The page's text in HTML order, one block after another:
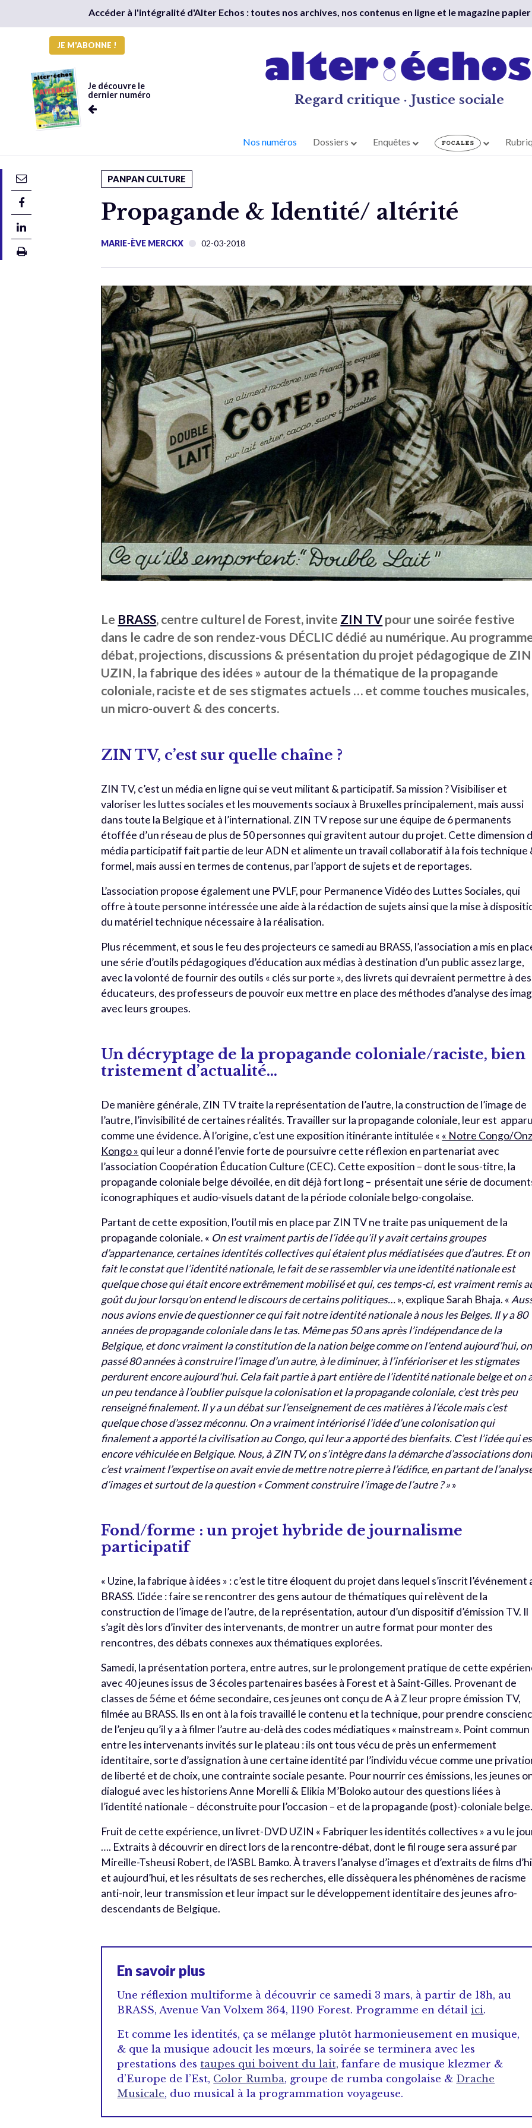
Accéder à l'intégralité d'Alter Echos : toutes nos archives, nos contenus en ligne et le magazine
JE M'ABONNE !
Je découvre le
dernier numéro
Regard critique · Justice sociale
Nos numéros Dossiers Enquêtes
PANPAN CULTURE
Propagande & Identité/ altérité
MARIE-ÈVE MERCKX 02-03-2018
Le BRASS, centre culturel de Forest, invite ZIN TV pour une soirée festive
dans le cadre de son rendez-vous DÉCLIC dédié au numérique. Au
débat, projections, discussions & présentation du projet pédagogique de
UZIN, la fabrique des idées » autour de la thématique de la propagande
coloniale, raciste et de ses stigmates actuels … et comme touches musicales,
un micro-ouvert & des concerts.
ZIN TV, c’est sur quelle chaîne ?
ZIN TV, c’est un média en ligne qui se veut militant & participatif. Sa mission ? Visibiliser et
valoriser les luttes sociales et les mouvements sociaux à Bruxelles principalement, mais aussi
dans toute la Belgique et à l’international. ZIN TV repose sur une équipe de 6 permanents
étoffée d’un réseau de plus de 50 personnes qui gravitent autour du projet. Cette dimension
média participatif fait partie de leur ADN et alimente un travail collaboratif à la fois technique
formel, mais aussi en termes de contenus, par l’apport de sujets et de reportages.
L’association propose également une PVLF, pour Permanence Vidéo des Luttes Sociales, qui
offre à toute personne intéressée une aide à la rédaction de sujets ainsi que la mise à
du matériel technique nécessaire à la réalisation.
Plus récemment, et sous le feu des projecteurs ce samedi au BRASS, l’association a mis en
une série d’outils pédagogiques d’éducation aux médias à destination d’un public assez large,
avec la volonté de fournir des outils « clés sur porte », des livrets qui devraient permettre à des
éducateurs, des professeurs de pouvoir eux mettre en place des méthodes d’analyse des
avec leurs groupes.
Un décryptage de la propagande coloniale/raciste, bien
tristement d’actualité…
De manière générale, ZIN TV traite la représentation de l’autre, la construction de l’image de
l’autre, l’invisibilité de certaines réalités. Travailler sur la propagande coloniale, leur est
comme une évidence. À l’origine, c’est une exposition itinérante intitulée « « Notre Congo/
Kongo » qui leur a donné l’envie forte de poursuivre cette réflexion en partenariat avec
l’association Coopération Éducation Culture (CEC). Cette exposition – dont le sous-titre, la
propagande coloniale belge dévoilée, en dit déjà fort long – présentait une série de
iconographiques et audio-visuels datant de la période coloniale belgo-congolaise.
Partant de cette exposition, l’outil mis en place par ZIN TV ne traite pas uniquement de la
propagande coloniale. « On est vraiment partis de l’idée qu’il y avait certains groupes
d’appartenance, certaines identités collectives qui étaient plus médiatisées que d’autres. Et on
fait le constat que l’identité nationale, le fait de se rassembler via une identité nationale est
quelque chose qui était encore extrêmement mobilisé et qui, ces temps-ci, est vraiment remis
goût du jour lorsqu’on entend le discours de certains politiques…», explique Sarah Bhaja. «
nous avions envie de questionner ce qui fait notre identité nationale à nous les Belges. Il y a 80
années de propagande coloniale dans le tas. Même pas 50 ans après l’indépendance de la
Belgique, et donc vraiment la constitution de la nation belge comme on l’entend aujourd’hui,
passé 80 années à construire l’image d’un autre, à le diminuer, à l’inférioriser et les stigmates
perdurent encore aujourd’hui. Cela fait partie à part entière de l’identité nationale belge et on
un peu tendance à l’oublier puisque la colonisation et la propagande coloniale, c’est très peu
renseigné finalement. Il y a un débat sur l’enseignement de ces matières à l’école mais c’est
quelque chose d’assez méconnu. On a vraiment intériorisé l’idée d’une colonisation qui
finalement a apporté la civilisation au Congo, qui leur a apporté des bienfaits. C’est l’idée qui
encore véhiculée en Belgique. Nous, à ZIN TV, on s’intègre dans la démarche d’associations
c’est vraiment l’expertise on avait envie de mettre notre pierre à l’édifice, en partant de
d’images et surtout de la question « Comment construire l’image de l’autre ? »»
Fond/forme : un projet hybride de journalisme
participatif
« Uzine, la fabrique à idées » : c’est le titre éloquent du projet dans lequel s’inscrit l’événement
BRASS. L’idée : faire se rencontrer des gens autour de thématiques qui relèvent de la
construction de l’image de l’autre, de la représentation, autour d’un dispositif d’émission TV. Il
s’agit dès lors d’inviter des intervenants, de montrer un autre format pour monter des
rencontres, des débats connexes aux thématiques explorées.
Samedi, la présentation portera, entre autres, sur le prolongement pratique de cette
avec 40 jeunes issus de 3 écoles partenaires basées à Forest et à Saint-Gilles. Provenant de
classes de 5éme et 6éme secondaire, ces jeunes ont conçu de A à Z leur propre émission TV,
filmée au BRASS. Ils en ont à la fois travaillé le contenu et la technique, pour prendre
de l’enjeu qu’il y a à filmer l’autre au-delà des codes médiatiques « mainstream ». Point commun
entre les intervenants invités sur le plateau : ils ont tous vécu de près un enfermement
identitaire, sorte d’assignation à une certaine identité par l’individu vécue comme une
de liberté et de choix, une contrainte sociale pesante. Pour nourrir ces émissions, les jeunes
dialogué avec les historiens Anne Morelli & Elikia M’Boloko autour des questions liées à
l’identité nationale – déconstruite pour l’occasion – et de la propagande (post)-coloniale
Fruit de cette expérience, un livret-DVD UZIN « Fabriquer les identités collectives » a vu le
…. Extraits à découvrir en direct lors de la rencontre-débat, dont le fil rouge sera assuré par
Mireille-Tsheusi Robert, de l’ASBL Bamko. À travers l’analyse d’images et d’extraits de films
et aujourd’hui, et les résultats de ses recherches, elle dissèquera les phénomènes de racisme
anti-noir, leur transmission et leur impact sur le développement identitaire des jeunes afro-
descendants de Belgique.
En savoir plus
Une réflexion multiforme à découvrir ce samedi 3 mars, à partir de 18h, au
BRASS, Avenue Van Volxem 364, 1190 Forest. Programme en détailici.
Et comme les identités, ça se mêlange plutôt harmonieusement en musique,
& que la musique adoucit les mœurs, la soirée se terminera avec les
prestations des taupes qui boivent du lait, fanfare de musique klezmer &
d’Europe de l’Est, Color Rumba, groupe de rumba congolaise & Drache
Musicale, duo musical à la programmation voyageuse.